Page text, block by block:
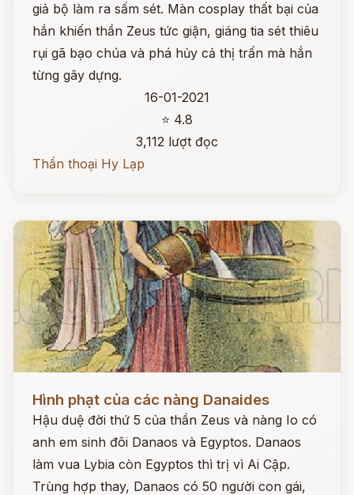
giả bộ làm ra sấm sét. Màn cosplay thất bại của
hắn khiến thần Zeus tức giận, giáng tia sét thiêu
rụi gã bạo chúa và phá hủy cả thị trấn mà hắn
từng gây dựng.
16-01-2021
⭐ 4.8
3,112 lượt đọc
Thần thoại Hy Lạp
Hình phạt của các nàng Danaides
Hậu duệ đời thứ 5 của thần Zeus và nàng Io có
anh em sinh đôi Danaos và Egyptos. Danaos
làm vua Lybia còn Egyptos thì trị vì Ai Cập.
Trùng hợp thay, Danaos có 50 người con gái,